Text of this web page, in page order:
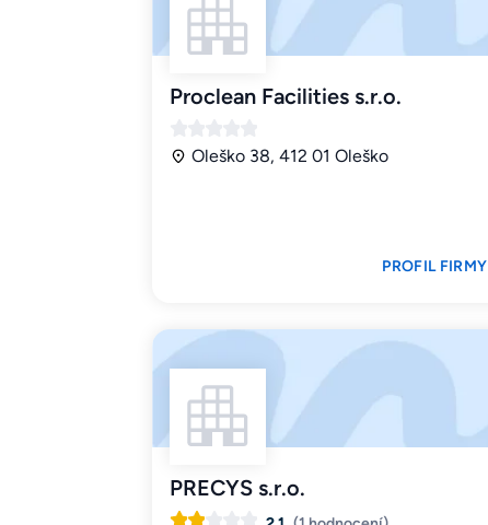
Proclean Facilities s.r.o.
Oleško 38, 412 01 Oleško
PROFIL FIRMY
PRECYS s.r.o.